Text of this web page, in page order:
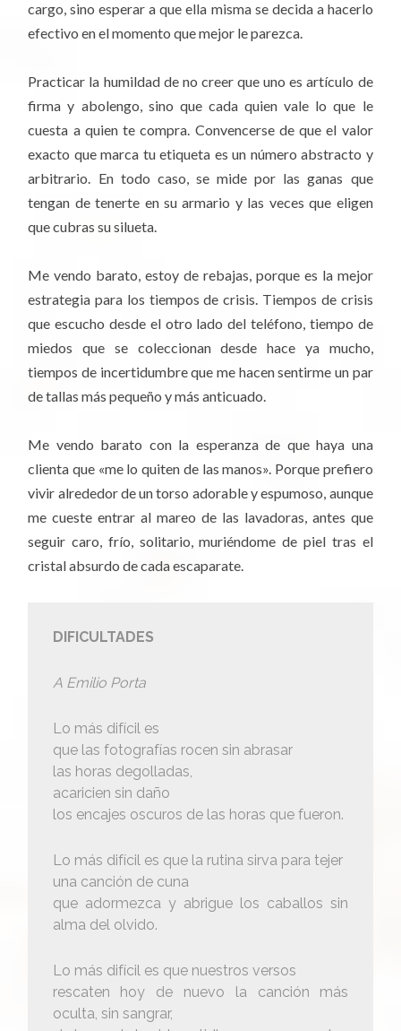
cargo, sino esperar a que ella misma se decida a hacerlo
efectivo en el momento que mejor le parezca.
Practicar la humildad de no creer que uno es artículo de
firma y abolengo, sino que cada quien vale lo que le
cuesta a quien te compra. Convencerse de que el valor
exacto que marca tu etiqueta es un número abstracto y
arbitrario. En todo caso, se mide por las ganas que
tengan de tenerte en su armario y las veces que eligen
que cubras su silueta.
Me vendo barato, estoy de rebajas, porque es la mejor
estrategia para los tiempos de crisis. Tiempos de crisis
que escucho desde el otro lado del teléfono, tiempo de
miedos que se coleccionan desde hace ya mucho,
tiempos de incertidumbre que me hacen sentirme un par
de tallas más pequeño y más anticuado.
Me vendo barato con la esperanza de que haya una
clienta que «me lo quiten de las manos». Porque prefiero
vivir alrededor de un torso adorable y espumoso, aunque
me cueste entrar al mareo de las lavadoras, antes que
seguir caro, frío, solitario, muriéndome de piel tras el
cristal absurdo de cada escaparate.
DIFICULTADES
A Emilio Porta
Lo más difícil es
que las fotografías rocen sin abrasar
las horas degolladas,
acaricien sin daño
los encajes oscuros de las horas que fueron.
Lo más difícil es que la rutina sirva para tejer
una canción de cuna
que adormezca y abrigue los caballos sin
alma del olvido.
Lo más difícil es que nuestros versos
rescaten hoy de nuevo la canción más
oculta, sin sangrar,